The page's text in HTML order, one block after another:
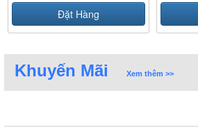
Đặt Hàng
Khuyến Mãi Xem thêm >>